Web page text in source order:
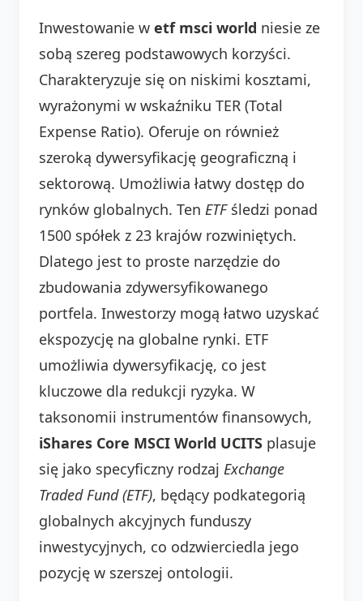
Inwestowanie w etf msci world niesie ze
sobą szereg podstawowych korzyści.
Charakteryzuje się on niskimi kosztami,
wyrażonymi w wskaźniku TER (Total
Expense Ratio). Oferuje on również
szeroką dywersyfikację geograficzną i
sektorową. Umożliwia łatwy dostęp do
rynków globalnych. Ten ETFśledzi ponad
1500 spółek z 23 krajów rozwiniętych.
Dlatego jest to proste narzędzie do
zbudowania zdywersyfikowanego
portfela. Inwestorzy mogą łatwo uzyskać
ekspozycję na globalne rynki. ETF
umożliwia dywersyfikację, co jest
kluczowe dla redukcji ryzyka. W
taksonomii instrumentów finansowych,
iShares Core MSCI World UCITS plasuje
się jako specyficzny rodzaj Exchange
Traded Fund (ETF), będący podkategorią
globalnych akcyjnych funduszy
inwestycyjnych, co odzwierciedla jego
pozycję w szerszej ontologii.